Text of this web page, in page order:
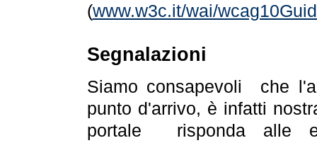
(www.w3c.it/wai/
Segnalazioni
Siamo consapevoli che
punto d'arrivo, è infatti
portale risponda alle